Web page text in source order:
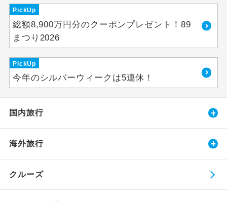
PickUp
総額8,900万円分のクーポンプレゼント！89
まつり2026
PickUp
今年のシルバーウィークは5連休！
国内旅行
海外旅行
クルーズ